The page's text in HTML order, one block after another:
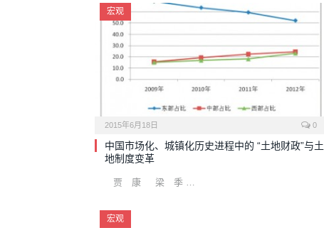
宏观
2015年6月18日 0
中国市场化、城镇化历史进程中的 “土地财政”与土
地制度变革
贾 康 梁 季 …
宏观